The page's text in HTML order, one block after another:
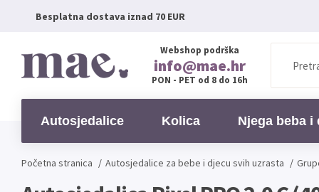
Besplatna dostava iznad 70 EUR
Webshop podrška
info@mae.hr
PON - PET od 8 do 16h
Autosjedalice Kolica Njega beba i
Početna stranica / Autosjedalice za bebe i djecu svih uzrasta /